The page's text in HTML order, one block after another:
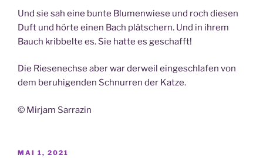
Und sie sah eine bunte Blumenwiese und roch diesen
Duft und hörte einen Bach plätschern. Und in ihrem
Bauch kribbelte es. Sie hatte es geschafft!
Die Riesenechse aber war derweil eingeschlafen von
dem beruhigenden Schnurren der Katze.
© Mirjam Sarrazin
VERÖFFENTLICHT
MAI 1, 2021